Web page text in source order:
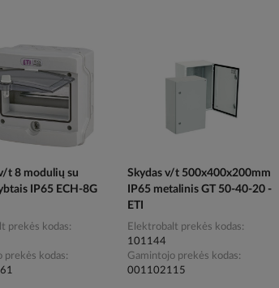
t 8 modulių su
IP65 ECH-8G
prekės kodas
prekės kodas
Skydas v/t 500x400x200mm
IP65 metalinis GT 50-40-20 -
ETI
Elektrobalt prekės kodas
101144
Gamintojo prekės kodas
001102115